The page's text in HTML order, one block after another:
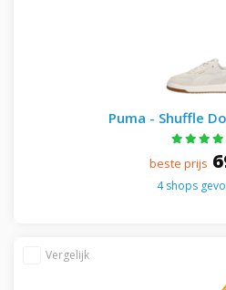
Puma - Shuffle
beste prijs
4 shops